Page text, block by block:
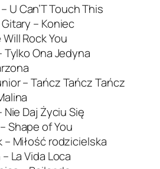
U Can’T Touch This
– Koniec
Rock You
Ona Jedyna
– Tańcz Tańcz Tańcz
Daj Życiu Się
Shape of You
– Miłość rodzicielska
La Vida Loca